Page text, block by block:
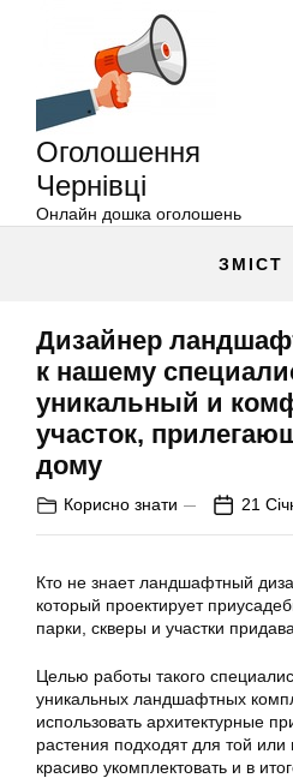
Оголошення
Чернівці
Онлайн дошка оголошень
ЗМІСТ
Дизайнер
к нашему
уникальный и
участок,
дому
Корисно знати 21
Кто не знает ландшафтный
который проектирует
парки, скверы и участки
Целью работы такого
уникальных ландшафтных
использовать архитектурные
растения подходят для той или
красиво укомплектовать и в